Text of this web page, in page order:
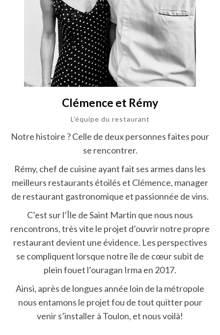
Clémence et Rémy
L'équipe du restaurant
Notre histoire ? Celle de deux personnes faites pour
se rencontrer.
Rémy, chef de cuisine ayant fait ses armes dans les
meilleurs restaurants étoilés et Clémence, manager
de restaurant gastronomique et passionnée de vins.
C’est sur l’Île de Saint Martin que nous nous
rencontrons, très vite le projet d’ouvrir notre propre
restaurant devient une évidence. Les perspectives
se compliquent lorsque notre île de cœur subit de
plein fouet l’ouragan Irma en 2017.
Ainsi, après de longues année loin de la métropole
nous entamons le projet fou de tout quitter pour
venir s’installer à Toulon, et nous voilà!